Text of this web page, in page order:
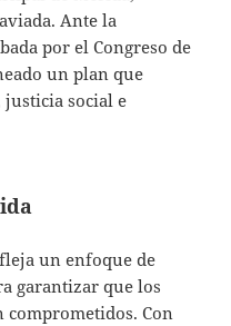
Ante la
por el Congreso de
un plan que
social e
un enfoque de
garantizar que los
Con